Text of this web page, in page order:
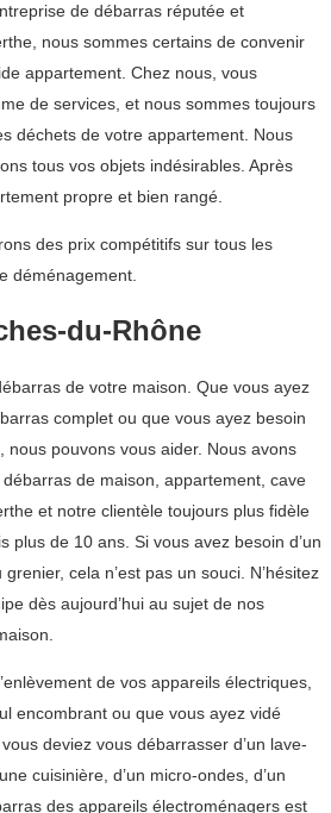
de débarras réputée et
nous sommes certains de convenir
appartement. Chez nous, vous
de services, et nous sommes toujours
déchets de votre appartement. Nous
tous vos objets indésirables. Après
propre et bien rangé.
des prix compétitifs sur tous les
déménagement.
du-Rhône
de votre maison. Que vous ayez
complet ou que vous ayez besoin
nous pouvons vous aider. Nous avons
de maison, appartement, cave
et notre clientèle toujours plus fidèle
plus de 10 ans. Si vous avez besoin d’un
cela n’est pas un souci. N’hésitez
dès aujourd’hui au sujet de nos
de vos appareils électriques,
encombrant ou que vous ayez vidé
deviez vous débarrasser d’un lave-
cuisinière, d’un micro-ondes, d’un
des appareils électroménagers est